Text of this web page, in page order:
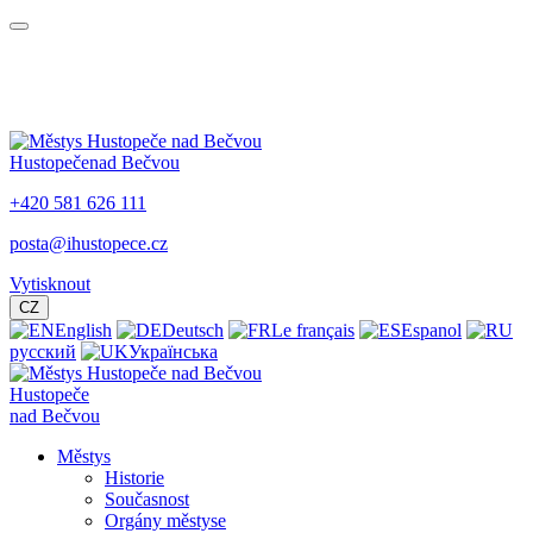
Hustopečenad Bečvou
+420 581 626 111
posta@ihustopece.cz
Vytisknout
CZ
English Deutsch Le français
Espanol
русский
Українська
Hustopeče
nad Bečvou
Městys
Historie
Současnost
Orgány městyse